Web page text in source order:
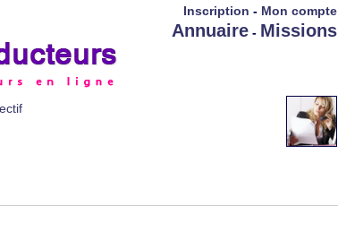
Inscription - Mon compte
Annuaire - Missions